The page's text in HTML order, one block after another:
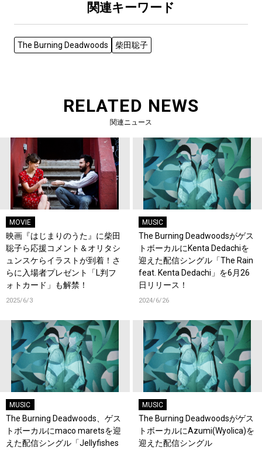
関連キーワード
The Burning Deadwoods 柴田聡子
RELATED NEWS
関連ニュース
MOVIE
映画『はじまりのうた』に柴田
聡子ら応援コメント＆オリタシ
ュンスケらイラストが到着！さ
らに入場者プレゼント「L判フ
ォトカード」も解禁！
2025/6/3
MUSIC
The Burning Deadwoodsがゲス
トボーカルにKenta Dedachiを
迎えた配信シングル「The Rain
feat. Kenta Dedachi」を6月26
日リリース！
2024/6/26
MUSIC
The Burning Deadwoods、ゲス
トボーカルにmaco maretsを迎
えた配信シングル「Jellyfishes
MUSIC
The Burning Deadwoodsがゲス
トボーカルにAzumi(Wyolica)を
迎えた配信シングル